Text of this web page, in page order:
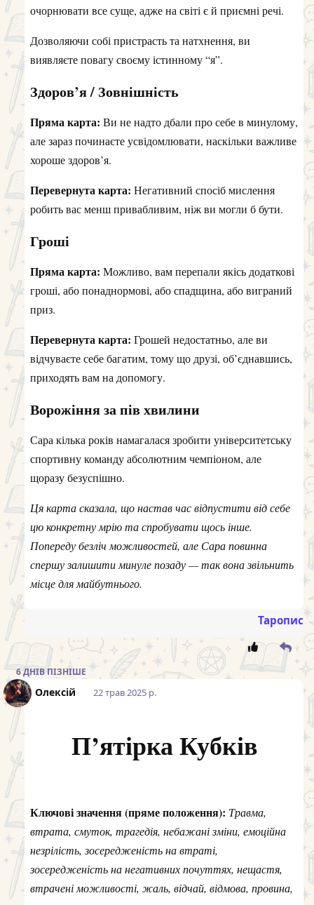
очорнювати все суще, адже на світі є й приємні речі.
Дозволяючи собі пристрасть та натхнення, ви
виявляєте повагу своєму істинному “я”.
Здоров’я / Зовнішність
Пряма карта: Ви не надто дбали про себе в минулому,
але зараз починаєте усвідомлювати, наскільки важливе
хороше здоров’я.
Перевернута карта: Негативний спосіб мислення
робить вас менш привабливим, ніж ви могли б бути.
Гроші
Пряма карта: Можливо, вам перепали якісь додаткові
гроші, або понаднормові, або спадщина, або виграний
приз.
Перевернута карта: Грошей недостатньо, але ви
відчуваєте себе багатим, тому що друзі, об’єднавшись,
приходять вам на допомогу.
Ворожіння за пів хвилини
Сара кілька років намагалася зробити університетську
спортивну команду абсолютним чемпіоном, але
щоразу безуспішно.
Ця карта сказала, що настав час відпустити від себе
цю конкретну мрію та спробувати щось інше.
Попереду безліч можливостей, але Сара повинна
спершу залишити минуле позаду — так вона звільнить
місце для майбутнього.
Таропис
6 ДНІВПІЗНІШЕ
Олексій 22 трав 2025 р.
П’ятірка Кубків
Ключові значення (пряме положення): Травма,
втрата, смуток, трагедія, небажані зміни, емоційна
незрілість, зосередженість на втраті,
зосередженість на негативних почуттях, нещастя,
втрачені можливості, жаль, відчай, відмова, провина,